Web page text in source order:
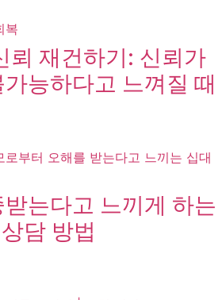
뢰 재건하기: 신뢰가
능하다고 느껴질 때
는다고 느끼게 하는
담 방법